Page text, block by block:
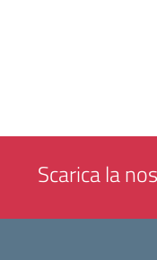
Scarica la